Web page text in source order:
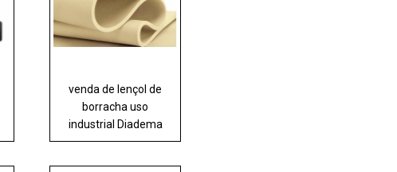
venda de lençol de
borracha uso
industrial Diadema